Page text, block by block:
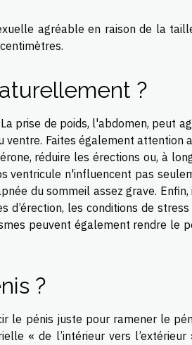
agréable en raison de la
?
prise de poids, l'abdomen, peut
ventre. Faites également attention
réduire les érections ou, à
ventricule n'influencent pas
du sommeil assez grave.
les conditions de
peuvent également rendre le
?
le pénis juste pour ramener le
« de l’intérieur vers l’extérieur